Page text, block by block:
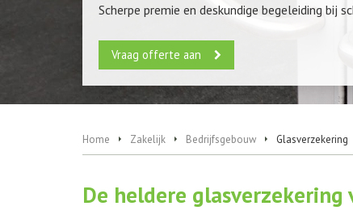
Scherpe premie en deskundige begeleiding bij
Vraag offerte aan
Home Zakelijk Bedrijfsgebouw Glasverzekering
De heldere